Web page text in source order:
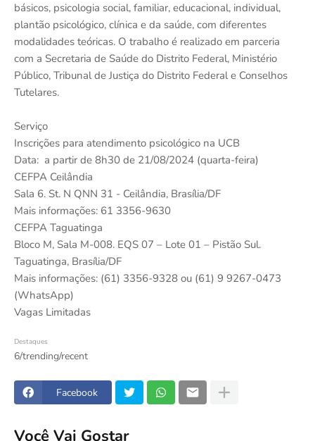
básicos, psicologia social, familiar, educacional, individual,
plantão psicológico, clínica e da saúde, com diferentes
modalidades teóricas. O trabalho é realizado em parceria
com a Secretaria de Saúde do Distrito Federal, Ministério
Público, Tribunal de Justiça do Distrito Federal e Conselhos
Tutelares.
Serviço
Inscrições para atendimento psicológico na UCB
Data: a partir de 8h30 de 21/08/2024 (quarta-feira)
CEFPA Ceilândia
Sala 6. St. N QNN 31 - Ceilândia, Brasília/DF
Mais informações: 61 3356-9630
CEFPA Taguatinga
Bloco M, Sala M-008. EQS 07 – Lote 01 – Pistão Sul.
Taguatinga, Brasília/DF
Mais informações: (61) 3356-9328 ou (61) 9 9267-0473
(WhatsApp)
Vagas Limitadas
Destaques
6/trending/recent
Facebook
Você Vai Gostar